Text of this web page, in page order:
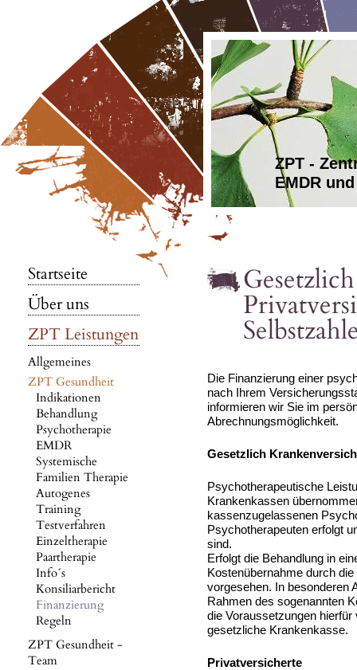
ZPT -
EMDR
Startseite
Über uns
ZPT Leistungen
Allgemeines
ZPT Gesundheit
Indikationen
Behandlung
Psychotherapie
EMDR
Systemische
Familien Therapie
Autogenes
Training
Testverfahren
Einzeltherapie
Paartherapie
Info´s
Konsiliarbericht
Finanzierung
Regeln
ZPT Gesundheit -
Team
Die Finanzierung einer
nach Ihrem
informieren wir Sie im
Abrechnungsmöglichkeit.
Gesetzlich
Psychotherapeutische
Krankenkassen
kassenzugelassenen
Psychotherapeuten erfolgt
sind.
Erfolgt die Behandlung in
Kostenübernahme durch
vorgesehen. In besonderen
Rahmen des sogenannten
die Voraussetzungen
gesetzliche Krankenkasse.
Privatversicherte